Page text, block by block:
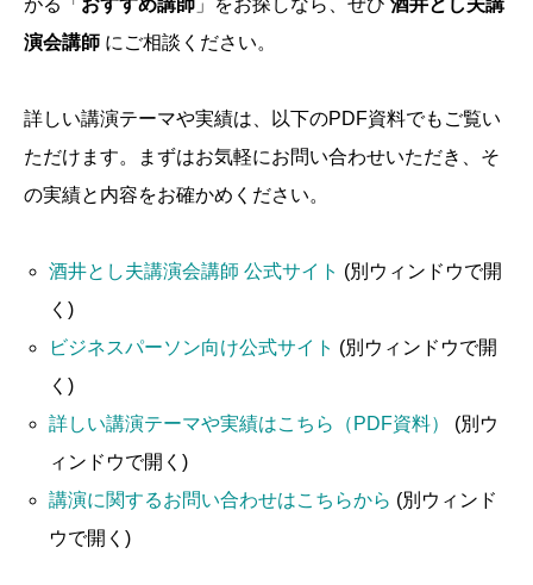
がる「 おすすめ講師 」をお探しなら、ぜひ 酒井とし夫講
演会講師 にご相談ください。
詳しい講演テーマや実績は、以下のPDF資料でもご覧い
ただけます。まずはお気軽にお問い合わせいただき、そ
の実績と内容をお確かめください。
酒井とし夫講演会講師 公式サイト (別ウィンドウで開
く)
ビジネスパーソン向け公式サイト (別ウィンドウで開
く)
詳しい講演テーマや実績はこちら（PDF資料）
(別ウ
ィンドウで開く)
講演に関するお問い合わせはこちらから (別ウィンド
ウで開く)